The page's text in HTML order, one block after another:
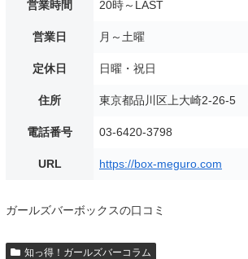
営業時間 20時～LAST
営業日 月～土曜
定休日 日曜・祝日
住所 東京都品川区上大崎2-26-5
電話番号 03-6420-3798
URL https://box-meguro.com
ガールズバーボックスの口コミ
知っ得！ガールズバーコラム